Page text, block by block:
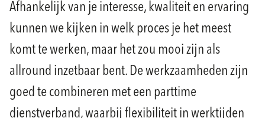
Afhankelijk van je interesse, kwaliteit en ervaring
kunnen we kijken in welk proces je het meest
komt te werken, maar het zou mooi zijn als
allround inzetbaar bent. De werkzaamheden zijn
goed te combineren met een parttime
dienstverband, waarbij flexibiliteit in werktijden